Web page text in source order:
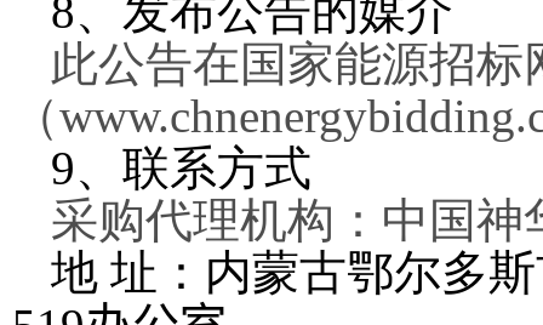
8、发布公告的媒介
此公告在国家能源招标
（
9、联系方式
采购代理机构：中国
地 址：内蒙古鄂尔多